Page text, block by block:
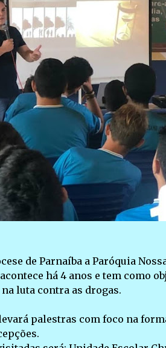
de Parnaíba a Paróquia
há 4 anos e tem como
luta contra as drogas.
palestras com foco na